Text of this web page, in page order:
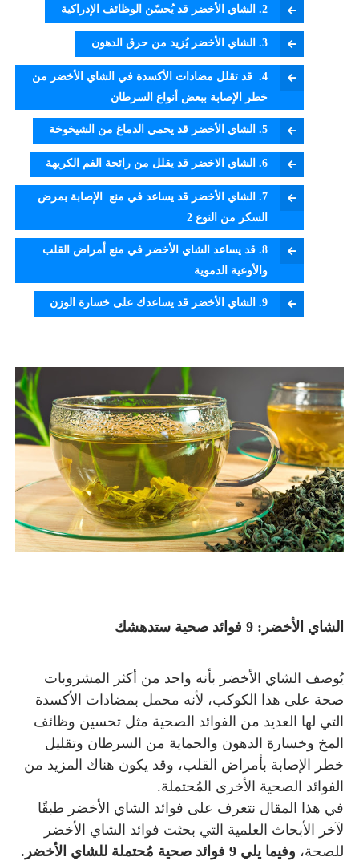
2. الشاي الأخضر قد يُحسّن الوظائف الإدراكية
3. الشاي الأخضر يُزيد من حرق الدهون
4. قد تقلل مضادات الأكسدة في الشاي الأخضر من
خطر الإصابة ببعض أنواع السرطان
5. الشاي الأخضر قد يحمي الدماغ من الشيخوخة
6. الشاي الاخضر قد يقلل من رائحة الفم الكريهة
7. الشاي الأخضر قد يساعد في منع الإصابة بمرض
السكر من النوع 2
8. قد يساعد الشاي الأخضر في منع أمراض القلب
والأوعية الدموية
9. الشاي الأخضر قد يساعدك على خسارة الوزن
الشاي الأخضر: 9 فوائد صحية ستدهشك
يُوصف الشاي الأخضر بأنه واحد من أكثر المشروبات
صحة على هذا الكوكب، لأنه محمل بمضادات الأكسدة
التي لها العديد من الفوائد الصحية مثل تحسين وظائف
المخ وخسارة الدهون و الحماية من السرطان وتقليل
خطر الإصابة بأمراض القلب، وقد يكون هناك المزيد من
الفوائد الصحية الأخرى المُحتملة.
في هذا المقال نتعرف على فوائد الشاي الأخضر طبقًا
لآخر الأبحاث العلمية التي بحثت فوائد الشاي الأخضر
للصحة، وفيما يلي 9 فوائد صحية مُحتملة للشاي الأخضر.